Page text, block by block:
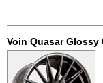
Voin Quasar Glossy